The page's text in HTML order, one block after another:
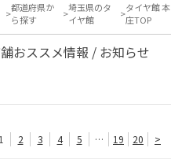
都道府県か
ら探す
埼玉県のタ
イヤ館
タイヤ館 本
庄TOP
おススメ情報 / お知らせ
1 2 3 4 5 … 19 20 >